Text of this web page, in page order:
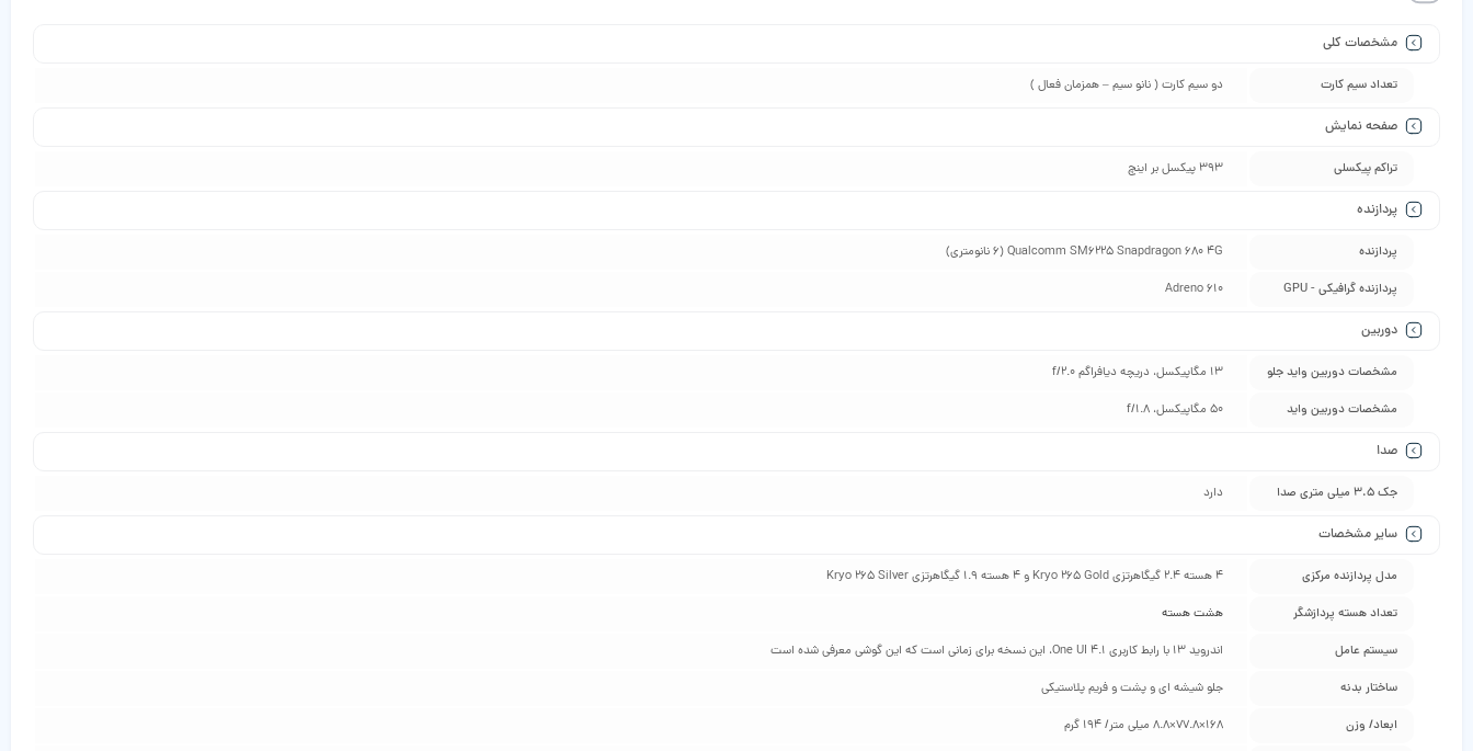
مشخصات کلی
تعداد سیم کارت دو سیم کارت ( نانو سیم – همزمان فعال )
صفحه نمایش
تراکم پیکسلی 393 پیکسل بر اینچ
پردازنده
پردازنده Qualcomm SM6225 Snapdragon 680 4G (6 نانومتری)
پردازنده گرافیکی - GPU Adreno 610
دوربین
مشخصات دوربین واید جلو 13 مگاپیکسل، دریچه دیافراگم f/2.0
مشخصات دوربین واید 50 مگاپیکسل، f/1.8
صدا
جک 3.5 میلی متری صدا دارد
سایر مشخصات
مدل پردازنده مرکزی 4 هسته 2.4 گیگاهرتزی Kryo 265 Gold و 4 هسته 1.9 گیگاهرتزی Kryo 265 Silver
تعداد هسته پردازشگر هشت هسته
سیستم عامل اندروید 13 با رابط کاربری One UI 4.1، این نسخه برای زمانی است که این گوشی معرفی شده است
ساختار بدنه جلو شیشه ای و پشت و فریم پلاستیکی
ابعاد/ وزن 168×77.8×8.8 میلی‌ متر/ 194 گرم